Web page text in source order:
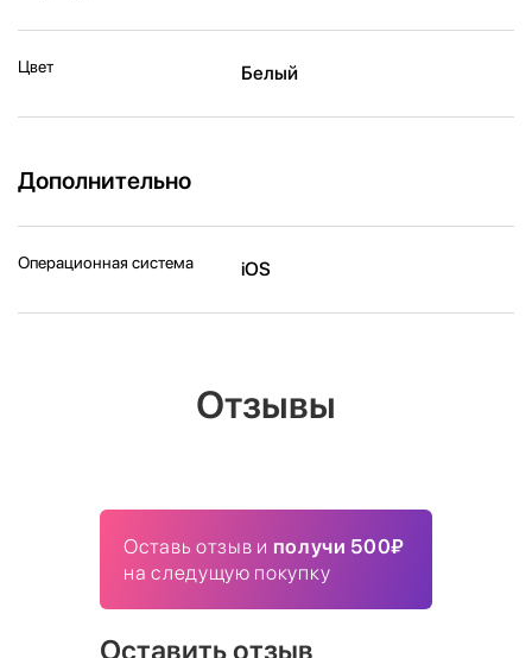
Цвет Белый
Дополнительно
Операционная система iOS
Отзывы
Оставь отзыв и получи 500₽
на следущую покупку
Оставить отзыв